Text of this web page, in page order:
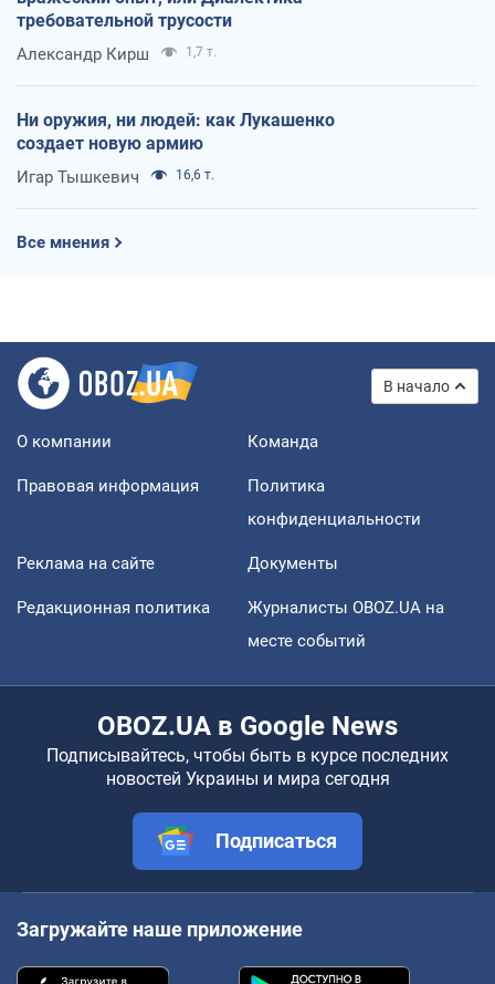
требовательной трусости
Александр Кирш 1,7 т.
Ни оружия, ни людей: как Лукашенко
создает новую армию
Игар Тышкевич 16,6 т.
Все мнения
В начало
О компании Команда
Правовая информация
Политика
конфиденциальности
Реклама на сайте Документы
Редакционная политика
Журналисты OBOZ.UA на
месте событий
OBOZ.UA в Google News
Подписывайтесь, чтобы быть в курсе последних
новостей Украины и мира сегодня
Подписаться
Загружайте наше приложение